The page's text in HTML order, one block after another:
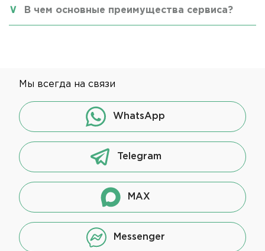
В чем основные преимущества сервиса?
Мы всегда на связи
WhatsApp
Telegram
MAX
Messenger